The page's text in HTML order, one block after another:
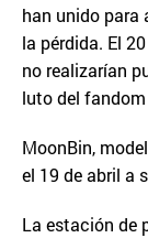
han unido para
la pérdida. El
no realizarían
luto del
MoonBin,
el 19 de abril a
La estación de